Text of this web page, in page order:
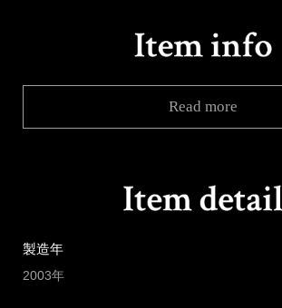
Read more
製造年
2003年